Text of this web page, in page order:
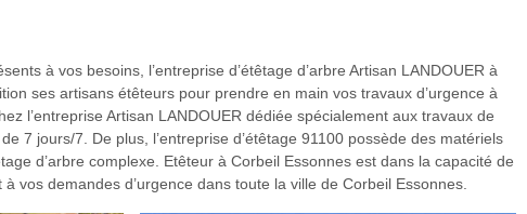
à vos besoins, l’entreprise d’étêtage d’arbre Artisan LANDOUER à
ses artisans étêteurs pour prendre en main vos travaux d’urgence à
l’entreprise Artisan LANDOUER dédiée spécialement aux travaux de
7 jours/7. De plus, l’entreprise d’étêtage 91100 possède des matériels
d’arbre complexe. Etêteur à Corbeil Essonnes est dans la capacité de
vos demandes d’urgence dans toute la ville de Corbeil Essonnes.